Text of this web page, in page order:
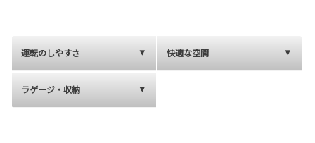
運転のしやすさ 快適な空間
ラゲージ・収納